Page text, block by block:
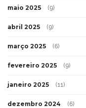
maio 2025 (9)
abril 2025 (9)
março 2025 (6)
fevereiro 2025 (9)
janeiro 2025 (11)
dezembro 2024 (6)